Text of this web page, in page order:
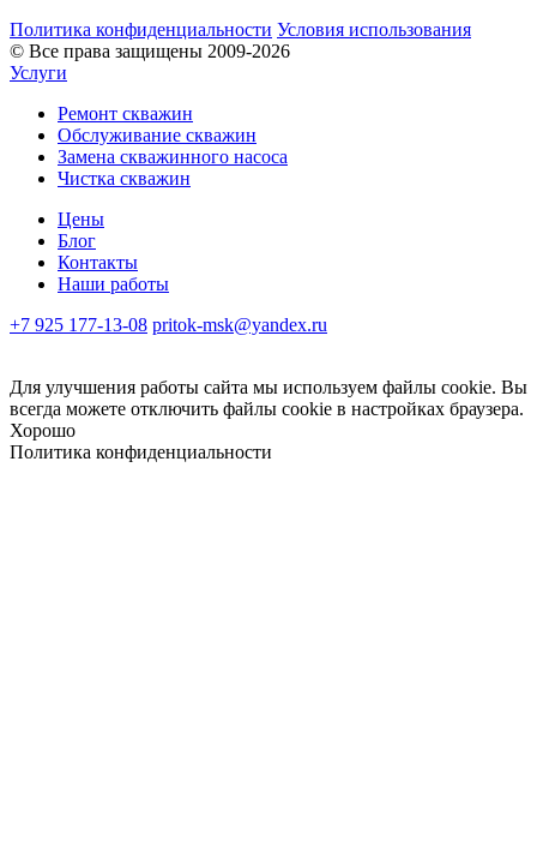
Политика конфиденциальности Условия использования
© Все права защищены 2009-2026
Услуги
Ремонт скважин
Обслуживание скважин
Замена скважинного насоса
Чистка скважин
Цены
Блог
Контакты
Наши работы
+7 925 177-13-08 pritok-msk@yandex.ru
Для улучшения работы сайта мы используем файлы cookie. Вы
всегда можете отключить файлы cookie в настройках браузера.
Хорошо
Политика конфиденциальности